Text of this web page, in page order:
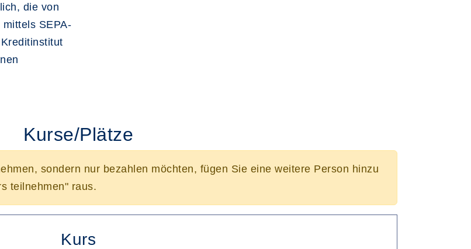
die von
SEPA-
Kurse/Plätze
sondern nur bezahlen möchten, fügen Sie eine weitere Person hinzu
teilnehmen" raus.
Kurs